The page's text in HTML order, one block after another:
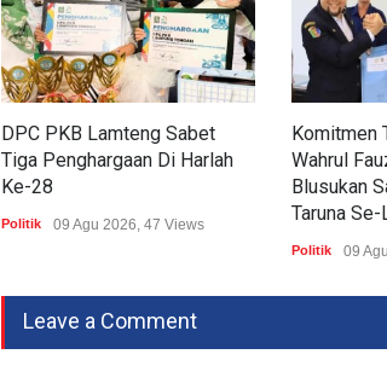
DPC PKB Lamteng Sabet
Tiga Penghargaan Di Harlah
Ke-28
Politik 09 Agu 2026, 47 Views
Komitmen
Wahrul
Blusukan
Taruna
Politik 09
Leave a Comment